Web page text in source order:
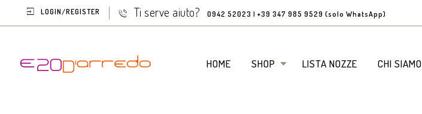
LOGIN/REGISTER Ti serve aiuto? 0942 52023 | +39 347 985 9529 (solo WhatsApp)
HOME SHOP LISTA NOZZE CHI SIAMO